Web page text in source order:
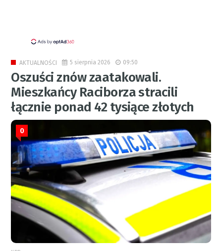
AKTUALNOŚCI 5 sierpnia 2026 09:50
Oszuści znów zaatakowali.
Mieszkańcy Raciborza stracili
łącznie ponad 42 tysiące złotych
0